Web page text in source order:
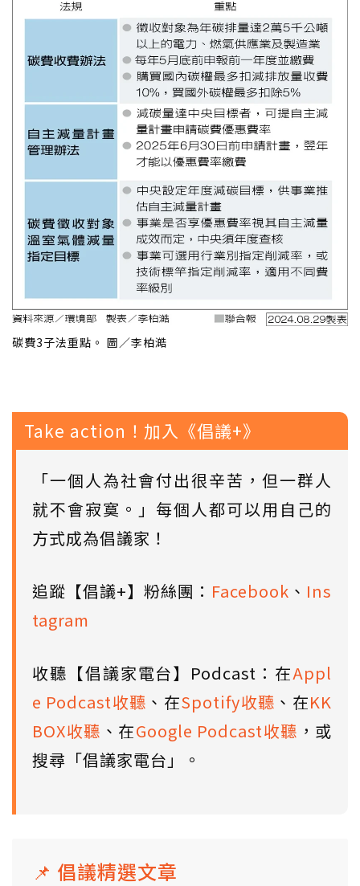
碳費3子法重點。 圖／李柏澔
Take action！加入《倡議+》
「一個人為社會付出很辛苦，但一群人
就不會寂寞。」每個人都可以用自己的
方式成為倡議家！
追蹤【倡議+】粉絲團： Facebook 、 Ins
tagram
收聽【倡議家電台】Podcast：在Appl
e Podcast收聽 、在Spotify收聽 、在KK
BOX收聽 、在Google Podcast收聽 ，或
搜尋「倡議家電台」。
📌 倡議精選文章